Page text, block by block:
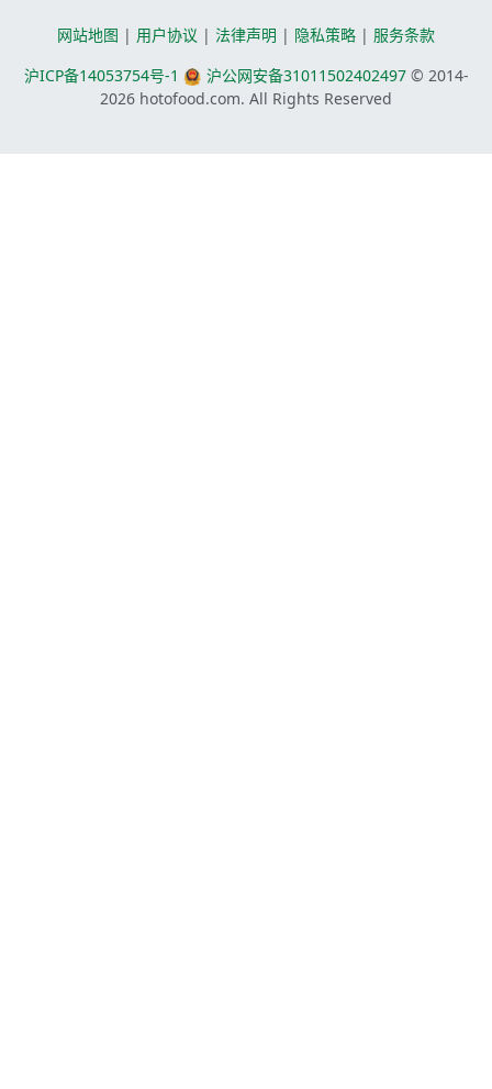
网站地图 | 用户协议 | 法律声明 | 隐私策略 | 服务条款
沪ICP备14053754号-1
沪公网安备31011502402497© 2014-
2026 hotofood.com. All Rights Reserved